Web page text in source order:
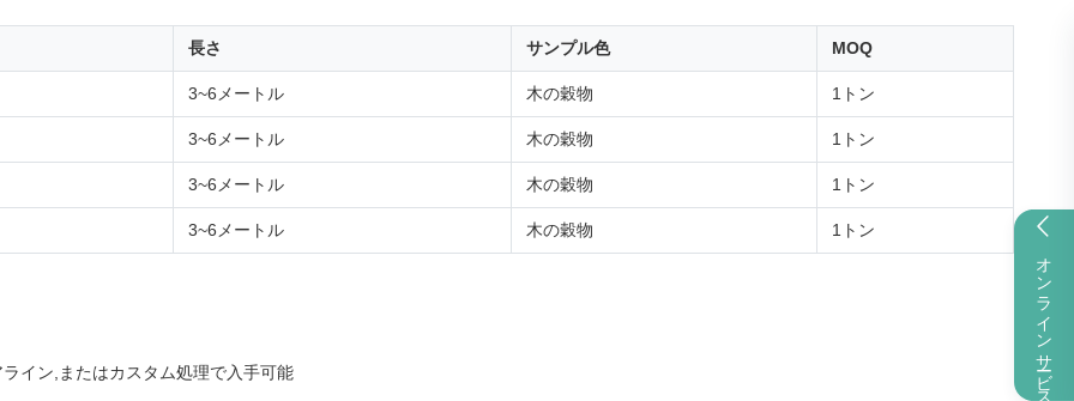
オンラインサービス
長さ サンプル色 MOQ
3~6メートル 木の穀物 1トン
3~6メートル 木の穀物 1トン
3~6メートル 木の穀物 1トン
3~6メートル 木の穀物 1トン
イン,またはカスタム処理で入手可能